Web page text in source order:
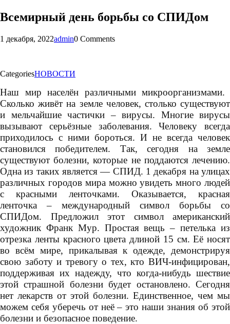
Всемирный день борьбы со СПИДом
1 декабря, 2022admin0 Comments
CategoriesНОВОСТИ
Наш мир населён различными микроорганизмами.
Сколько живёт на земле человек, столько существуют
и мельчайшие частички – вирусы. Многие вирусы
вызывают серьёзные заболевания. Человеку всегда
приходилось с ними бороться. И не всегда человек
становился победителем. Так, сегодня на земле
существуют болезни, которые не поддаются лечению.
Одна из таких является — СПИД. 1 декабря на улицах
различных городов мира можно увидеть много людей
с красными ленточками. Оказывается, красная
ленточка – международный символ борьбы со
СПИДом. Предложил этот символ американский
художник Франк Мур. Простая вещь – петелька из
отрезка ленты красного цвета длиной 15 см. Её носят
во всём мире, прикалывая к одежде, демонстрируя
свою заботу и тревогу о тех, кто ВИЧ-инфицирован,
поддерживая их надежду, что когда-нибудь шествие
этой страшной болезни будет остановлено. Сегодня
нет лекарств от этой болезни. Единственное, чем мы
можем себя уберечь от неё – это наши знания об этой
болезни и безопасное поведение.